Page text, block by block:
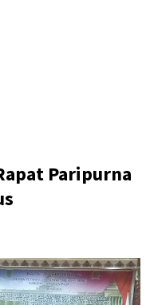
Paripurna